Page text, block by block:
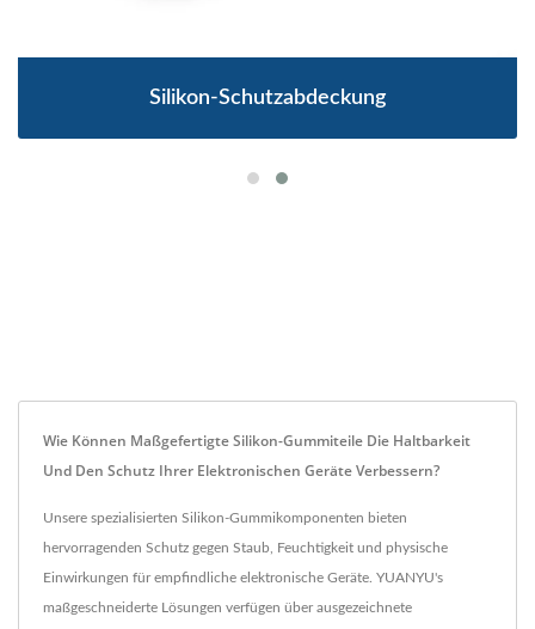
Silikon-Schutzabdeckung
Wie Können Maßgefertigte Silikon-Gummiteile Die Haltbarkeit
Und Den Schutz Ihrer Elektronischen Geräte Verbessern?
Unsere spezialisierten Silikon-Gummikomponenten bieten
hervorragenden Schutz gegen Staub, Feuchtigkeit und physische
Einwirkungen für empfindliche elektronische Geräte. YUANYU's
maßgeschneiderte Lösungen verfügen über ausgezeichnete